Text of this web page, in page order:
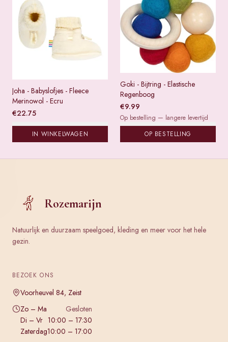
Joha - Babyslofjes - Fleece
Merinowol - Ecru
€22.75
IN WINKELWAGEN
Goki - Bijtring - Elastische
Regenboog
€9.99
Op bestelling — langere levertijd
OP BESTELLING
Rozemarijn
Natuurlijk en duurzaam speelgoed, kleding en meer voor het hele
gezin.
BEZOEK ONS
Voorheuvel 84, Zeist
Zo – Ma
Gesloten
Di – Vr 10:00 – 17:30
Zaterdag10:00 – 17:00